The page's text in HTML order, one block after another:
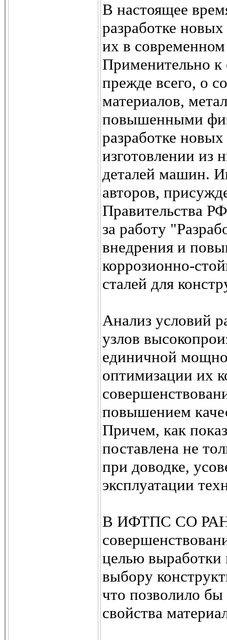
В настоящее
разработке
их в
Применительно к
прежде всего, о
материалов,
повышенными
разработке
изготовлении из
деталей машин.
авторов,
Правительства
за работу
внедрения и
коррозионно-
сталей для
Анализ условий
узлов
единичной
оптимизации их
повышением
Причем, как
поставлена не
при доводке,
эксплуатации
В ИФТПС СО РАН
целью
выбору
что позволило
свойства